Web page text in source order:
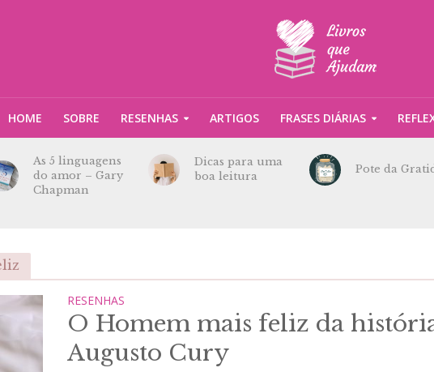
HOME SOBRE RESENHAS ARTIGOS FRASES DIÁRIAS
As 5 linguagens
do amor – Gary
Chapman
Dicas para uma
boa leitura
Pote da
RESENHAS
O Homem mais feliz da
Augusto Cury